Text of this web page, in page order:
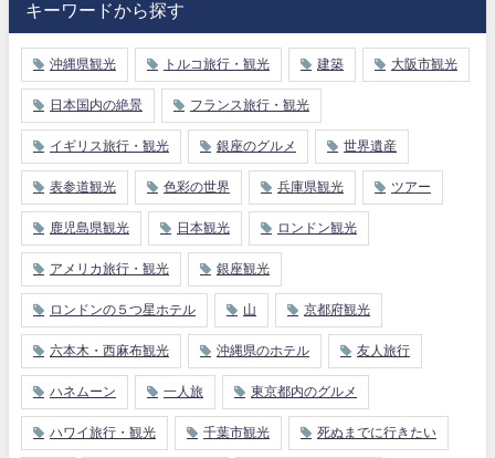
キーワードから探す
沖縄県観光 トルコ旅行・観光 建築 大阪市観光
日本国内の絶景 フランス旅行・観光
イギリス旅行・観光 銀座のグルメ 世界遺産
表参道観光 色彩の世界 兵庫県観光 ツアー
鹿児島県観光 日本観光 ロンドン観光
アメリカ旅行・観光 銀座観光
ロンドンの５つ星ホテル 山 京都府観光
六本木・西麻布観光 沖縄県のホテル 友人旅行
ハネムーン 一人旅 東京都内のグルメ
ハワイ旅行・観光 千葉市観光 死ぬまでに行きたい